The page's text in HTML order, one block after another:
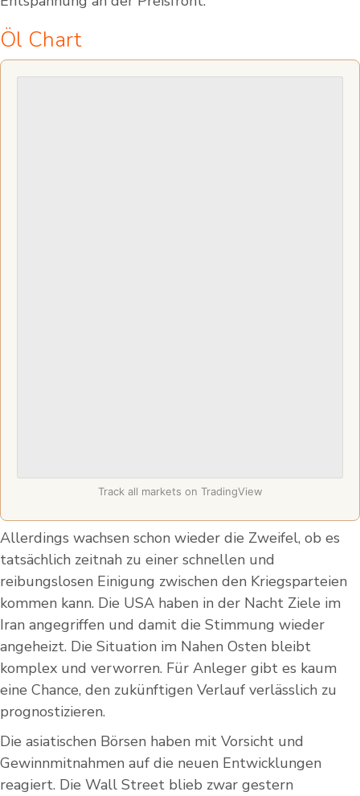
Öl Chart
Track all markets on TradingView
Allerdings wachsen schon wieder die Zweifel, ob es
tatsächlich zeitnah zu einer schnellen und
reibungslosen Einigung zwischen den Kriegsparteien
kommen kann. Die USA haben in der Nacht Ziele im
Iran angegriffen und damit die Stimmung wieder
angeheizt. Die Situation im Nahen Osten bleibt
komplex und verworren. Für Anleger gibt es kaum
eine Chance, den zukünftigen Verlauf verlässlich zu
prognostizieren.
Die asiatischen Börsen haben mit Vorsicht und
Gewinnmitnahmen auf die neuen Entwicklungen
reagiert. Die Wall Street blieb zwar gestern